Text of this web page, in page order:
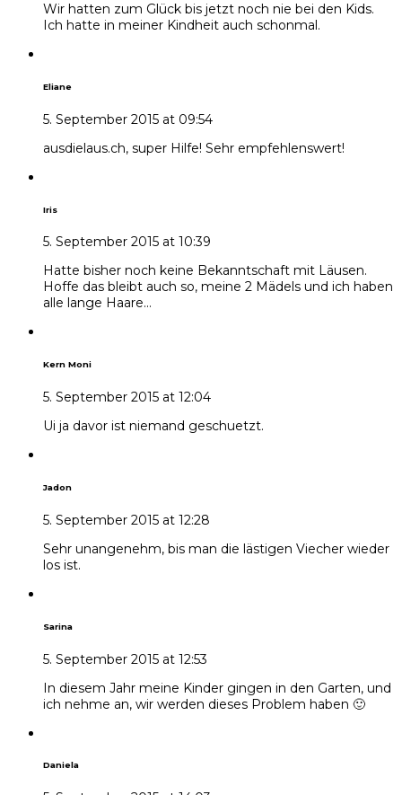
Wir hatten zum Glück bis jetzt noch nie bei den Kids.
Ich hatte in meiner Kindheit auch schonmal.
Eliane
5. September 2015 at 09:54
ausdielaus.ch, super Hilfe! Sehr empfehlenswert!
Iris
5. September 2015 at 10:39
Hatte bisher noch keine Bekanntschaft mit Läusen.
Hoffe das bleibt auch so, meine 2 Mädels und ich haben
alle lange Haare…
Kern Moni
5. September 2015 at 12:04
Ui ja davor ist niemand geschuetzt.
Jadon
5. September 2015 at 12:28
Sehr unangenehm, bis man die lästigen Viecher wieder
los ist.
Sarina
5. September 2015 at 12:53
In diesem Jahr meine Kinder gingen in den Garten, und
ich nehme an, wir werden dieses Problem haben 🙂
Daniela